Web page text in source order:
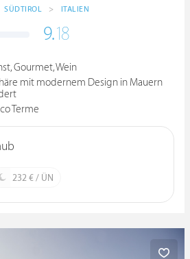
SÜDTIROL > ITALIEN
9.18
Gourmet, Wein
mit modernem Design in Mauern
Terme
232 € / ÜN